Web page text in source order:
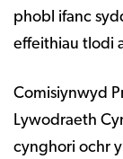
phobl ifanc
effeithiau tlodi
Comisiynwyd
Lywodraeth
cynghori ochr